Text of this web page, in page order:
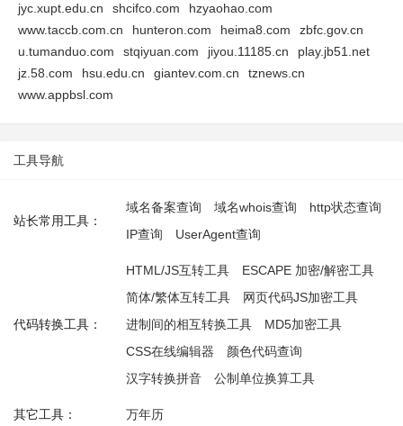
jyc.xupt.edu.cn
shcifco.com
hzyaohao.com
www.taccb.com.cn
hunteron.com heima8.com
zbfc.gov.cn
u.tumanduo.com
stqiyuan.com jiyou.11185.cn
play.jb51.net
jz.58.com
hsu.edu.cn giantev.com.cn
tznews.cn
www.appbsl.com
工具导航
站长常用工具：
域名备案查询 域名whois查询
http状态查询
IP查询
UserAgent查询
代码转换工具：
HTML/JS互转工具
ESCAPE 加密/解密工具
简体/繁体互转工具
网页代码JS加密工具
进制间的相互转换工具
MD5加密工具
CSS在线编辑器
颜色代码查询
汉字转换拼音
公制单位换算工具
其它工具： 万年历